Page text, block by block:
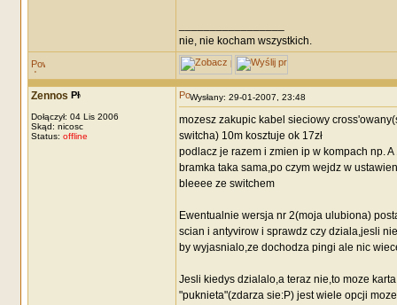
nie, nie kocham wszystkich.
Zennos
Dołączył: 04 Lis 2006
Skąd: nicosc
Status: offline
Wysłany: 29-01-2007, 23:48
mozesz zakupic kabel sieciowy
switcha) 10m kosztuje ok 17zł
podlacz je razem i zmien ip w kompach np.
bramka taka sama,po czym wejdz w
bleeee ze switchem
Ewentualnie wersja nr 2(moja ulubiona)
scian i antyvirow i sprawdz czy dziala,jesli
by wyjasnialo,ze dochodza pingi ale nic
Jesli kiedys dzialalo,a teraz nie,to moze
"puknieta"(zdarza sie:P) jest wiele opcji